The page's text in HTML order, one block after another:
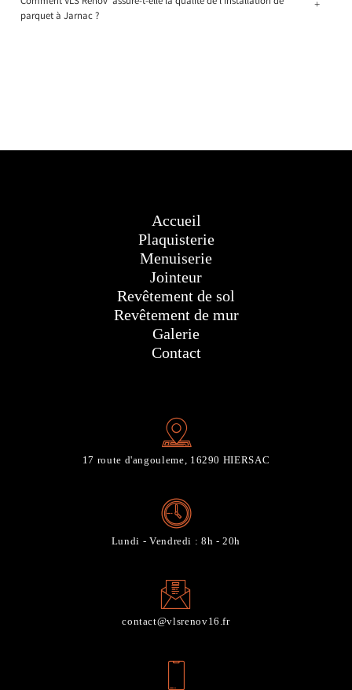
parquet à Jarnac ?
+
Accueil
Plaquisterie
Menuiserie
Jointeur
Revêtement de sol
Revêtement de mur
Galerie
Contact
17 route d'angouleme, 16290 HIERSAC
Lundi - Vendredi : 8h - 20h
contact@vlsrenov16.fr